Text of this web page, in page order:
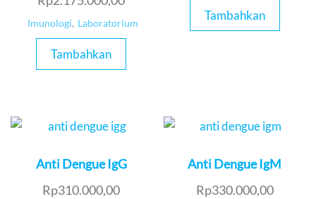
Imunologi, Laboratorium
Tambahkan
Tambahkan
Anti Dengue IgG
Rp310.000,00
Anti Dengue IgM
Rp330.000,00